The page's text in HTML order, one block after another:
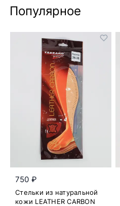
Популярное
750 ₽
Стельки из натуральной
кожи LEATHER CARBON